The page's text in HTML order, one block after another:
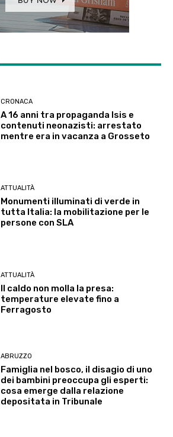
CRONACA
A 16 anni tra propaganda Isis e
contenuti neonazisti: arrestato
mentre era in vacanza a Grosseto
ATTUALITÀ
Monumenti illuminati di verde in
tutta Italia: la mobilitazione per le
persone con SLA
ATTUALITÀ
Il caldo non molla la presa:
temperature elevate fino a
Ferragosto
ABRUZZO
Famiglia nel bosco, il disagio di uno
dei bambini preoccupa gli esperti:
cosa emerge dalla relazione
depositata in Tribunale